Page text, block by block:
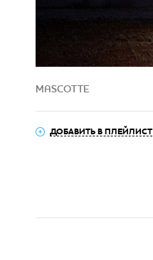
MASCOTTE
ДОБАВИТЬ В ПЛЕЙЛИСТ